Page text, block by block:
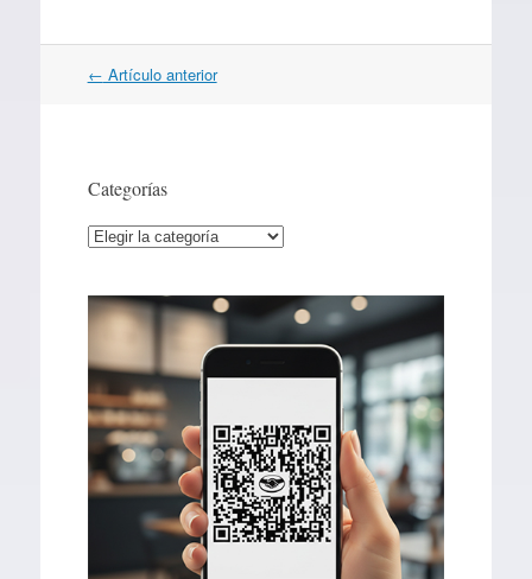
Navegación
← Artículo anterior
Categorías
Categorías